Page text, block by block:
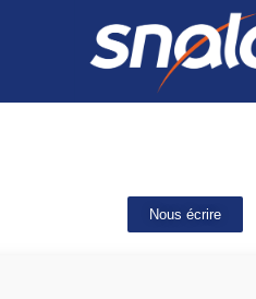
Nous écrire